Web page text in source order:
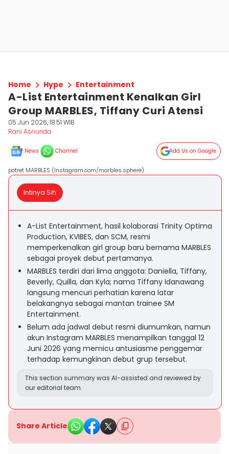
Home Hype Entertainment
A-List Entertainment Kenalkan Girl
Group MARBLES, Tiffany Curi Atensi
05 Jun 2026, 18:51 WIB
Rani Asnurida
News Channel Add Us on Google
potret MARBLES (Instagram.com/marbles.sphere)
Intinya Sih
A-List Entertainment, hasil kolaborasi Trinity Optima
Production, KVIBES, dan SCM, resmi
memperkenalkan girl group baru bernama MARBLES
sebagai proyek debut pertamanya.
MARBLES terdiri dari lima anggota: Daniella, Tiffany,
Beverly, Quilla, dan Kyla; nama Tiffany Idanawang
langsung mencuri perhatian karena latar
belakangnya sebagai mantan trainee SM
Entertainment.
Belum ada jadwal debut resmi diumumkan, namun
akun Instagram MARBLES menampilkan tanggal 12
Juni 2026 yang memicu antusiasme penggemar
terhadap kemungkinan debut grup tersebut.
This section summary was AI-assisted and reviewed by
our editorial team.
Share Article